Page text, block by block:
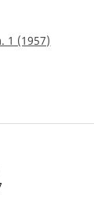
1 (1957)